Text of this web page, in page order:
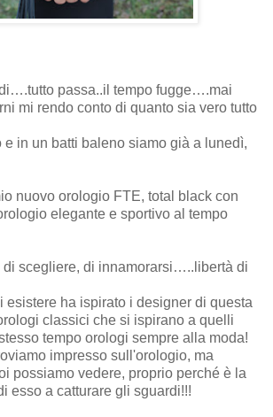
passa..il tempo fugge….mai
mi rendo conto di quanto sia vero tutto
e in un batti baleno siamo già a lunedì,
nuovo orologio FTE, total black con
elegante e sportivo al tempo
di scegliere, di innamorarsi…..libertà di
esistere ha ispirato i designer di questa
classici che si ispirano a quelli
tempo orologi sempre alla moda!
impresso sull'orologio, ma
possiamo vedere, proprio perché è la
esso a catturare gli sguardi!!!